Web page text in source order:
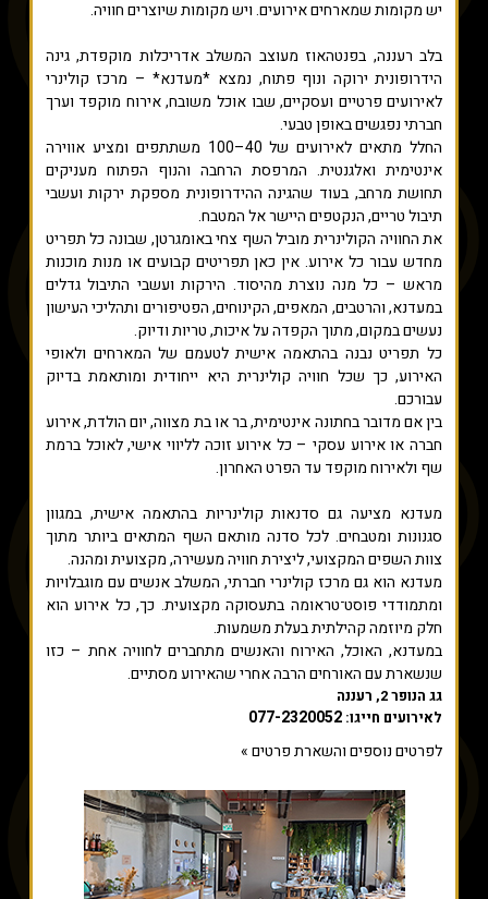
יש מקומות שמארחים אירועים. ויש מקומות שיוצרים חוויה.
בלב רעננה, בפנטהאוז מעוצב המשלב אדריכלות מוקפדת, גינה
הידרופונית ירוקה ונוף פתוח, נמצא *מעדנא* – מרכז קולינרי
לאירועים פרטיים ועסקיים, שבו אוכל משובח, אירוח מוקפד וערך
חברתי נפגשים באופן טבעי.
החלל מתאים לאירועים של 40–100 משתתפים ומציע אווירה
אינטימית ואלגנטית. המרפסת הרחבה והנוף הפתוח מעניקים
תחושת מרחב, בעוד שהגינה ההידרופונית מספקת ירקות ועשבי
תיבול טריים, הנקטפים היישר אל המטבח.
את החוויה הקולינרית מוביל השף צחי באומגרטן, שבונה כל תפריט
מחדש עבור כל אירוע. אין כאן תפריטים קבועים או מנות מוכנות
מראש – כל מנה נוצרת מהיסוד. הירקות ועשבי התיבול גדלים
במעדנא, והרטבים, המאפים, הקינוחים, הפטיפורים ותהליכי העישון
נעשים במקום, מתוך הקפדה על איכות, טריות ודיוק.
כל תפריט נבנה בהתאמה אישית לטעמם של המארחים ולאופי
האירוע, כך שכל חוויה קולינרית היא ייחודית ומותאמת בדיוק
עבורכם.
בין אם מדובר בחתונה אינטימית, בר או בת מצווה, יום הולדת, אירוע
חברה או אירוע עסקי – כל אירוע זוכה לליווי אישי, לאוכל ברמת
שף ולאירוח מוקפד עד הפרט האחרון.
מעדנא מציעה גם סדנאות קולינריות בהתאמה אישית, במגוון
סגנונות ומטבחים. לכל סדנה מותאם השף המתאים ביותר מתוך
צוות השפים המקצועי, ליצירת חוויה מעשירה, מקצועית ומהנה.
מעדנא הוא גם מרכז קולינרי חברתי, המשלב אנשים עם מוגבלויות
ומתמודדי פוסט־טראומה בתעסוקה מקצועית. כך, כל אירוע הוא
חלק מיוזמה קהילתית בעלת משמעות.
במעדנא, האוכל, האירוח והאנשים מתחברים לחוויה אחת – כזו
שנשארת עם האורחים הרבה אחרי שהאירוע מסתיים.
גג הנופר 2, רעננה
לאירועים חייגו: 077-2320052
לפרטים נוספים והשארת פרטים »